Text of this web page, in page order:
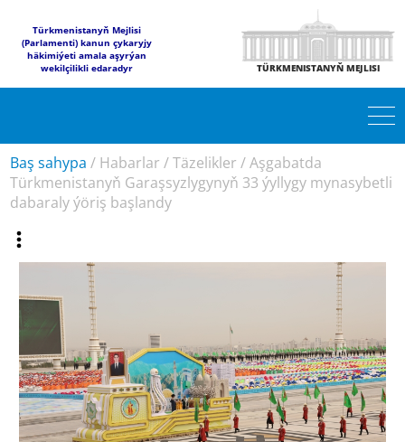
Türkmenistanyň Mejlisi
(Parlamenti) kanun çykaryjy
häkimiýeti amala aşyrýan
wekilçilikli edaradyr
TÜRKMENISTANYŇ MEJLISI
Baş sahypa / Habarlar /Täzelikler /Aşgabatda
Türkmenistanyň Garaşsyzlygynyň 33 ýyllygy mynasybetli
dabaraly ýöriş başlandy